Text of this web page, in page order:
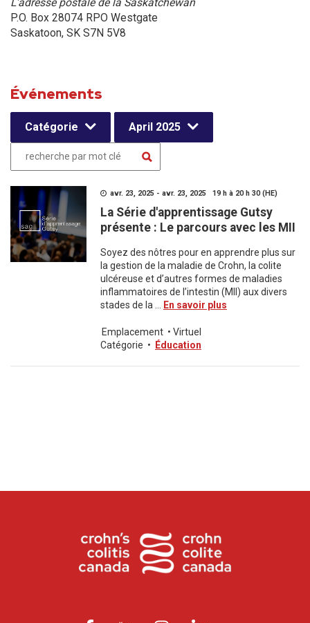
P.O. Box 28074 RPO Westgate
Saskatoon, SK S7N 5V8
Événements
Catégorie April 2025
avr. 23, 2025 - avr. 23, 2025 19 h à 20 h 30 (HE)
La Série d'apprentissage Gutsy
présente : Le parcours avec les MII
Soyez des nôtres pour en apprendre plus sur
la gestion de la maladie de Crohn, la colite
ulcéreuse et d’autres formes de maladies
inflammatoires de l’intestin (MII) aux divers
stades de la ...
En savoir plus
Emplacement • Virtuel
Catégorie • Éducation